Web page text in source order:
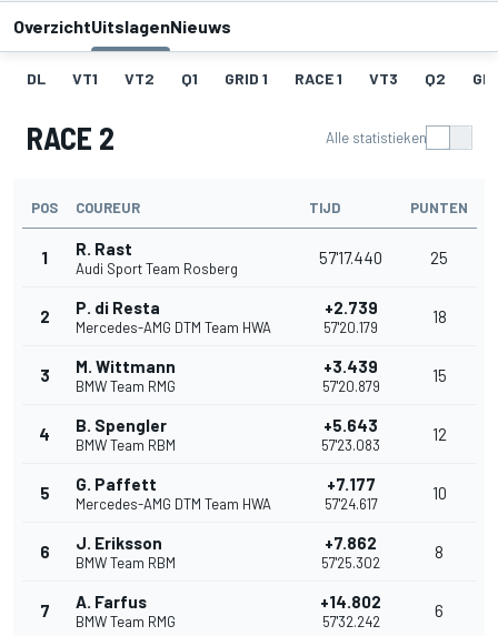
OverzichtUitslagenNieuws
DL VT1 VT2 Q1 GRID 1 RACE 1 VT3 Q2
RACE 2 Alle statistieken
POS COUREUR TIJD PUNTEN
1 R. Rast
Audi Sport Team Rosberg
57'17.440 25
2 P. di Resta
Mercedes-AMG DTM Team HWA
+2.739
57'20.179
18
3 M. Wittmann
BMW Team RMG
+3.439
57'20.879
15
4 B. Spengler
BMW Team RBM
+5.643
57'23.083
12
5 G. Paffett
Mercedes-AMG DTM Team HWA
+7.177
57'24.617
10
6 J. Eriksson
BMW Team RBM
+7.862
57'25.302
8
7 A. Farfus
BMW Team RMG
+14.802
57'32.242
6